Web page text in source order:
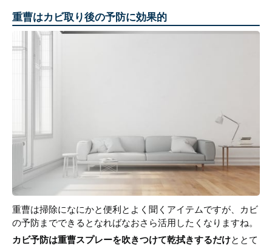
重曹はカビ取り後の予防に効果的
重曹は掃除になにかと便利とよく聞くアイテムですが、カビ
の予防までできるとなればなおさら活用したくなりますね。
カビ予防は重曹スプレーを吹きつけて乾拭きするだけととて